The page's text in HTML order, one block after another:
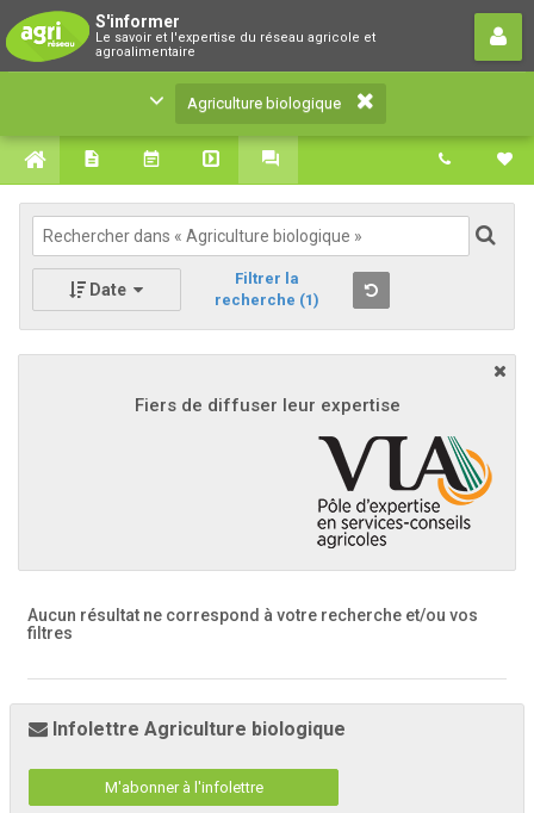
S'informer
Le savoir et l'expertise du réseau agricole et
agroalimentaire
Agriculture biologique
Le savoir et l'expertise du réseau agricole et
agroalimentaire
Agriculture biologique
Date
Filtrer la
recherche (1)
Fiers de diffuser leur expertise
Aucun résultat ne correspond à votre recherche et/ou vos
filtres
Infolettre Agriculture biologique
M'abonner à l'infolettre